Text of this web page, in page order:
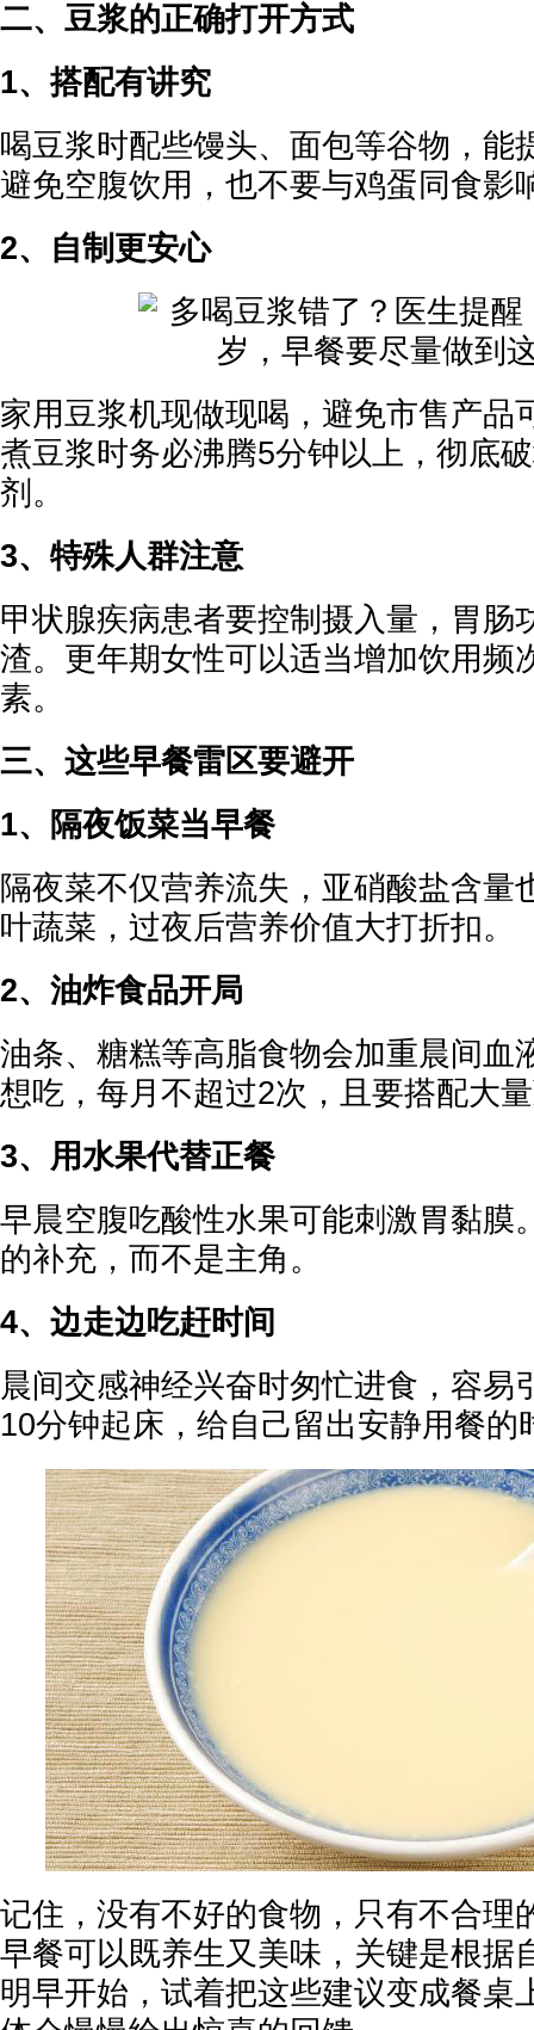
二、豆浆的正确打开方式
1、搭配有讲究
喝豆浆时配些馒头、面包等谷物，能
避免空腹饮用，也不要与鸡蛋同食影
2、自制更安心
家用豆浆机现做现喝，避免市售产品
煮豆浆时务必沸腾5分钟以上，彻底
剂。
3、特殊人群注意
甲状腺疾病患者要控制摄入量，胃肠
渣。更年期女性可以适当增加饮用频
素。
三、这些早餐雷区要避开
1、隔夜饭菜当早餐
隔夜菜不仅营养流失，亚硝酸盐含量
叶蔬菜，过夜后营养价值大打折扣。
2、油炸食品开局
油条、糖糕等高脂食物会加重晨间血
想吃，每月不超过2次，且要搭配大
3、用水果代替正餐
早晨空腹吃酸性水果可能刺激胃黏膜
的补充，而不是主角。
4、边走边吃赶时间
晨间交感神经兴奋时匆忙进食，容易
10分钟起床，给自己留出安静用餐的
记住，没有不好的食物，只有不合理
早餐可以既养生又美味，关键是根据
明早开始，试着把这些建议变成餐桌